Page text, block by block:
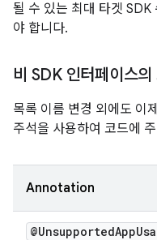
될 수 있는 최대 타겟 SDK
야 합니다.
비 SDK 인터페이스의
목록 이름 변경 외에도 이
주석을 사용하여 코드에
Annotation
@UnsupportedApp